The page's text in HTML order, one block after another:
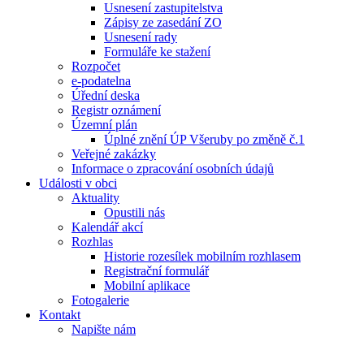
Usnesení zastupitelstva
Zápisy ze zasedání ZO
Usnesení rady
Formuláře ke stažení
Rozpočet
e-podatelna
Úřední deska
Registr oznámení
Územní plán
Úplné znění ÚP Všeruby po změně č.1
Veřejné zakázky
Informace o zpracování osobních údajů
Události v obci
Aktuality
Opustili nás
Kalendář akcí
Rozhlas
Historie rozesílek mobilním rozhlasem
Registrační formulář
Mobilní aplikace
Fotogalerie
Kontakt
Napište nám